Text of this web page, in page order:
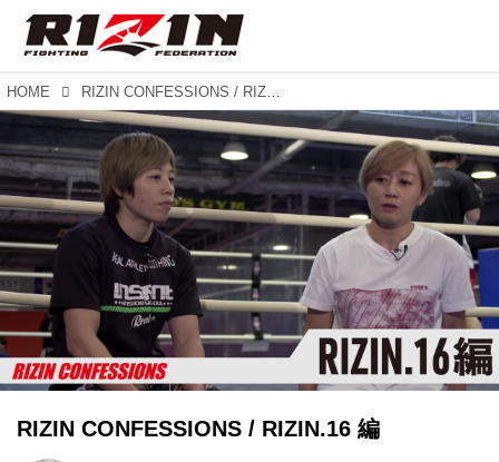
HOME RIZIN CONFESSIONS / RIZIN.16 編
RIZIN CONFESSIONS / RIZIN.16 編